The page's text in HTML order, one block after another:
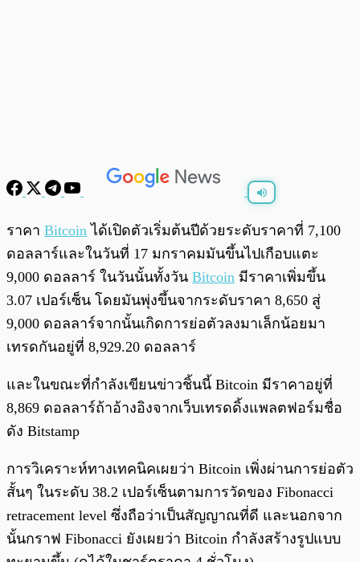
/
ราคา Bitcoin ได้เปิดตัวเริ่มต้นปีด้วยระดับราคาที่ 7,100
ดอลลาร์และในวันที่ 17 มกราคมมันขึ้นไปเกือบแตะ
9,000 ดอลลาร์ ในวันนั้นทั้งวัน Bitcoin มีราคาเพิ่มขึ้น
3.07 เปอร์เซ็น โดยมันพุ่งขึ้นจากระดับราคา 8,650 สู่
9,000 ดอลลาร์จากนั้นเกิดการย่อตัวลงมาเล็กน้อยมา
เทรดกันอยู่ที่ 8,929.20 ดอลลาร์
และในขณะที่กำลังเขียนข่าวชิ้นนี้ Bitcoin มีราคาอยู่ที่
8,869 ดอลลาร์ถ้าอ้างอิงจากเว็บเทรดดิ้งแพลตฟอร์มชื่อ
ดัง Bitstamp
การวิเคราะห์ทางเทคนิคเผยว่า Bitcoin เพิ่งผ่านการย่อตัว
สั้นๆ ในระดับ 38.2 เปอร์เซ็นตามการวัดของ Fibonacci
retracement level ซึ่งถือว่าเป็นสัญญาณที่ดี และนอกจาก
นั้นกราฟ Fibonacci ยังเผยว่า Bitcoin กำลังสร้างรูปแบบ